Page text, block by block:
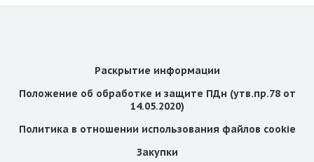
Раскрытие информации
Положение об обработке и защите ПДн (утв.пр.78 от
14.05.2020)
Политика в отношении использования файлов cookie
Закупки